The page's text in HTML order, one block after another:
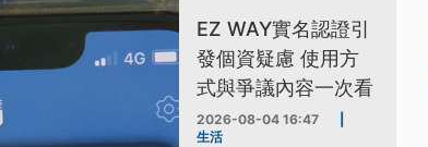
EZ WAY實名認證引
發個資疑慮 使用方
式與爭議內容一次看
2026-08-04 16:47
生活